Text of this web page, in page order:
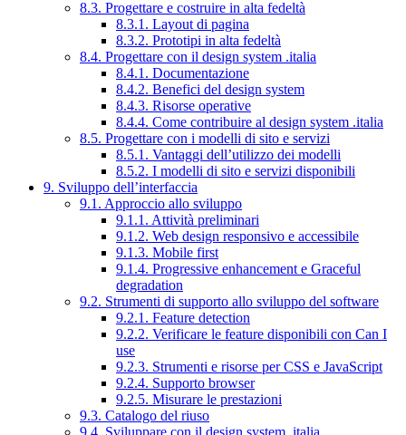
8.3. Progettare e costruire in alta fedeltà
8.3.1. Layout di pagina
8.3.2. Prototipi in alta fedeltà
8.4. Progettare con il design system .italia
8.4.1. Documentazione
8.4.2. Benefici del design system
8.4.3. Risorse operative
8.4.4. Come contribuire al design system .italia
8.5. Progettare con i modelli di sito e servizi
8.5.1. Vantaggi dell’utilizzo dei modelli
8.5.2. I modelli di sito e servizi disponibili
9. Sviluppo dell’interfaccia
9.1. Approccio allo sviluppo
9.1.1. Attività preliminari
9.1.2. Web design responsivo e accessibile
9.1.3. Mobile first
9.1.4. Progressive enhancement e Graceful
degradation
9.2. Strumenti di supporto allo sviluppo del software
9.2.1. Feature detection
9.2.2. Verificare le feature disponibili con Can I
use
9.2.3. Strumenti e risorse per CSS e JavaScript
9.2.4. Supporto browser
9.2.5. Misurare le prestazioni
9.3. Catalogo del riuso
9.4. Sviluppare con il design system .italia